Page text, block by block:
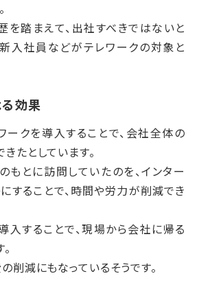
を踏まえて、出社すべきではないと
入社員などがテレワークの対象と
効果
ークを導入することで、会社全体の
たとしています。
もとに訪問していたのを、インター
することで、時間や労力が削減でき
入することで、現場から会社に帰る
削減にもなっているそうです。